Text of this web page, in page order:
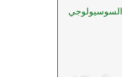
السوسيولوجي